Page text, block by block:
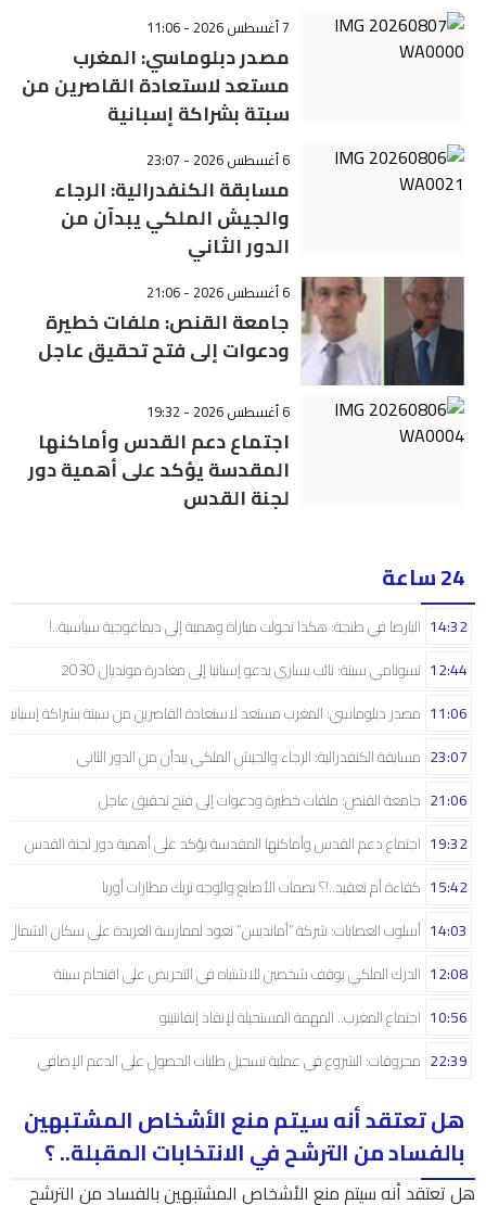
7 أغسطس 2026 - 11:06
مصدر دبلوماسي: المغرب
مستعد لاستعادة القاصرين من
سبتة بشراكة إسبانية
6 أغسطس 2026 - 23:07
مسابقة الكنفدرالية: الرجاء
والجيش الملكي يبدآن من
الدور الثاني
6 أغسطس 2026 - 21:06
جامعة القنص: ملفات خطيرة
ودعوات إلى فتح تحقيق عاجل
6 أغسطس 2026 - 19:32
اجتماع دعم القدس وأماكنها
المقدسة يؤكد على أهمية دور
لجنة القدس
24 ساعة
البارصا في طنجة: هكذا تحولت مباراة وهمية إلى ديماغوجية سياسية..! 14:32
تسونامي سبتة: نائب يساري يدعو إسبانيا إلى مغادرة مونديال 2030 12:44
مصدر دبلوماسي: المغرب مستعد لاستعادة القاصرين من سبتة بشراكة إسبانية 11:06
مسابقة الكنفدرالية: الرجاء والجيش الملكي يبدآن من الدور الثاني 23:07
جامعة القنص: ملفات خطيرة ودعوات إلى فتح تحقيق عاجل 21:06
اجتماع دعم القدس وأماكنها المقدسة يؤكد على أهمية دور لجنة القدس 19:32
كفاءة أم تعقيد..!؟ بصمات الأصابع والوجه تربك مطارات أوربا 15:42
أسلوب العصابات: شركة “أمانديس” تعود لممارسة العربدة على سكان 14:03
الدرك الملكي يوقف شخصين للاشتباه في التحريض على اقتحام سبتة 12:08
اجتماع المغرب.. المهمة المستحيلة لإنقاذ إنفانتينو 10:56
محروقات: الشروع في عملية تسجيل طلبات الحصول على الدعم الإضافي 22:39
هل تعتقد أنه سيتم منع الأشخاص المشتبهين
بالفساد من الترشح في الانتخابات المقبلة.. ؟
هل تعتقد أنه سيتم منع الأشخاص المشتبهين بالفساد من الترشح